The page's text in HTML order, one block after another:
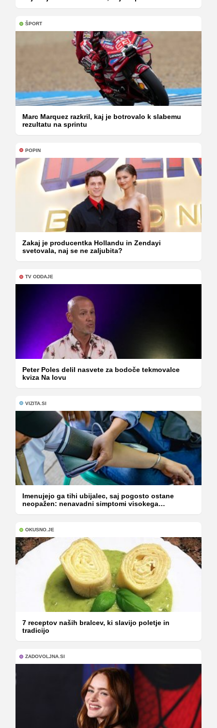
ŠPORT
Marc Marquez razkril, kaj je botrovalo k slabemu
rezultatu na sprintu
POPIN
Zakaj je producentka Hollandu in Zendayi
svetovala, naj se ne zaljubita?
TV ODDAJE
Peter Poles delil nasvete za bodoče tekmovalce
kviza Na lovu
VIZITA.SI
Imenujejo ga tihi ubijalec, saj pogosto ostane
neopažen: nenavadni simptomi visokega
OKUSNO.JE
7 receptov naših bralcev, ki slavijo poletje in
tradicijo
ZADOVOLJNA.SI